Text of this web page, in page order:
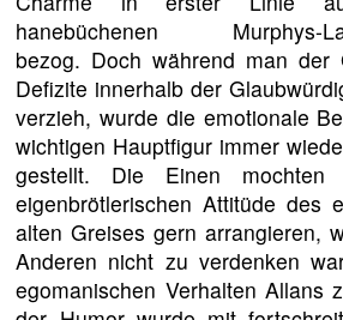
hanebüchenen Murphys-
bezog. Doch während man der
Defizite innerhalb der
verzieh, wurde die emotionale
wichtigen Hauptfigur immer
gestellt. Die Einen
eigenbrötlerischen Attitüde des
alten Greises gern arrangieren,
Anderen nicht zu verdenken
egomanischen Verhalten Allans